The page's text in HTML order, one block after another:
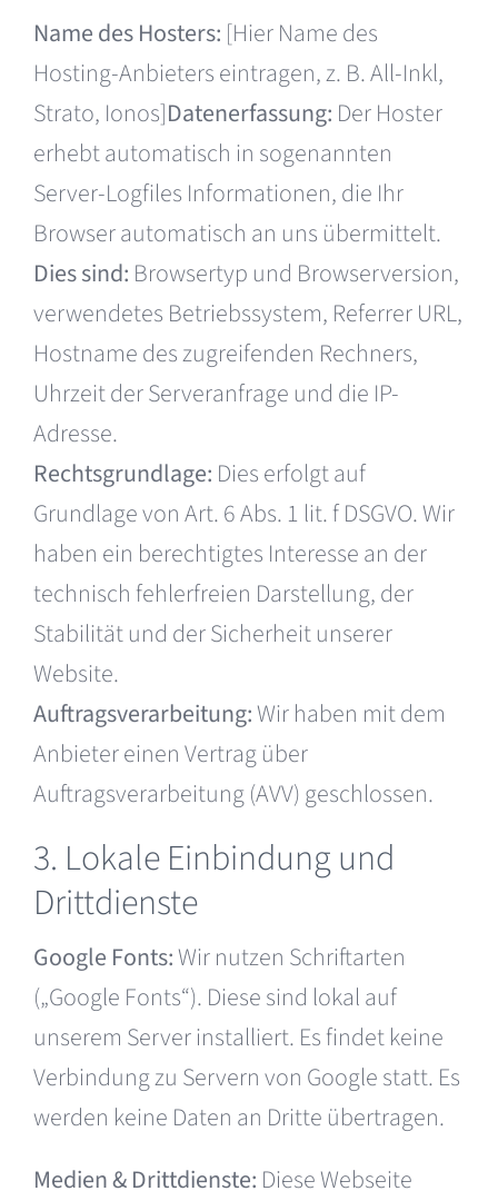
Name des Hosters: [Hier Name des
Hosting-Anbieters eintragen, z. B. All-Inkl,
Strato, Ionos]Datenerfassung: Der Hoster
erhebt automatisch in sogenannten
Server-Logfiles Informationen, die Ihr
Browser automatisch an uns übermittelt.
Dies sind: Browsertyp und Browserversion,
verwendetes Betriebssystem, Referrer URL,
Hostname des zugreifenden Rechners,
Uhrzeit der Serveranfrage und die IP-
Adresse.
Rechtsgrundlage: Dies erfolgt auf
Grundlage von Art. 6 Abs. 1 lit. f DSGVO. Wir
haben ein berechtigtes Interesse an der
technisch fehlerfreien Darstellung, der
Stabilität und der Sicherheit unserer
Website.
Auftragsverarbeitung:Wir haben mit dem
Anbieter einen Vertrag über
Auftragsverarbeitung (AVV) geschlossen.
3. Lokale Einbindung und
Drittdienste
Google Fonts:Wir nutzen Schriftarten
(„Google Fonts“). Diese sind lokal auf
unserem Server installiert. Es findet keine
Verbindung zu Servern von Google statt. Es
werden keine Daten an Dritte übertragen.
Medien & Drittdienste: Diese Webseite